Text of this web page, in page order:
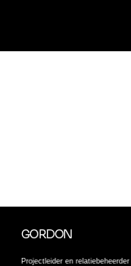
GORDON
Projectleider en relatiebeheerder